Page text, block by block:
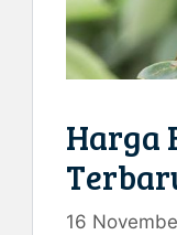
Harga
16